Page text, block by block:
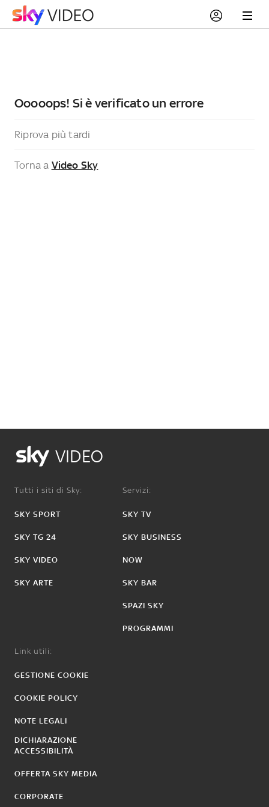
Ooooops! Si è verificato un errore
Riprova più tardi
Torna a Video Sky
VIDEO
Tutti i siti di Sky:
SKY SPORT
SKY TG 24
SKY VIDEO
SKY ARTE
Servizi:
SKY TV
SKY BUSINESS
NOW
SKY BAR
SPAZI SKY
PROGRAMMI
Link utili:
GESTIONE COOKIE
COOKIE POLICY
NOTE LEGALI
DICHIARAZIONE
ACCESSIBILITÀ
OFFERTA SKY MEDIA
CORPORATE